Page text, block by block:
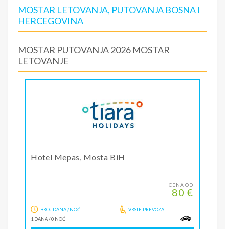
MOSTAR LETOVANJA, PUTOVANJA BOSNA I
HERCEGOVINA
MOSTAR PUTOVANJA 2026 MOSTAR
LETOVANJE
Hotel Mepas, Mosta BiH
CENA OD
80 €
BROJ DANA / NOĆI
1 DANA/0 NOĆI
VRSTE PREVOZA